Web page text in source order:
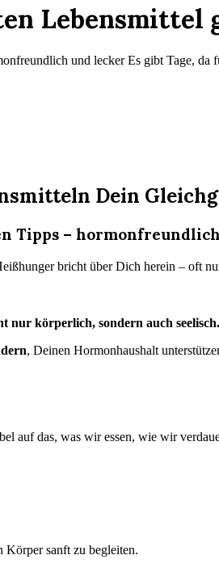
Lebensmittel
und lecker Es gibt Tage, da
Dein
Tipps –
bricht über Dich herein – oft
nur körperlich, sondern auch seelisch.
, Deinen Hormonhaushalt
auf das, was wir essen, wie wir
Körper sanft zu begleiten.